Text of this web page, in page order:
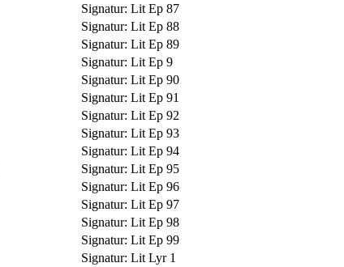
Signatur: Lit Ep 87
Signatur: Lit Ep 88
Signatur: Lit Ep 89
Signatur: Lit Ep 9
Signatur: Lit Ep 90
Signatur: Lit Ep 91
Signatur: Lit Ep 92
Signatur: Lit Ep 93
Signatur: Lit Ep 94
Signatur: Lit Ep 95
Signatur: Lit Ep 96
Signatur: Lit Ep 97
Signatur: Lit Ep 98
Signatur: Lit Ep 99
Signatur: Lit Lyr 1